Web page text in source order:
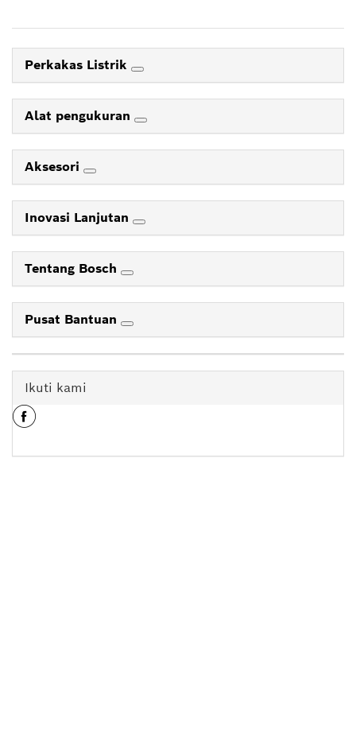
Perkakas Listrik
Alat pengukuran
Aksesori
Inovasi Lanjutan
Tentang Bosch
Pusat Bantuan
Ikuti kami